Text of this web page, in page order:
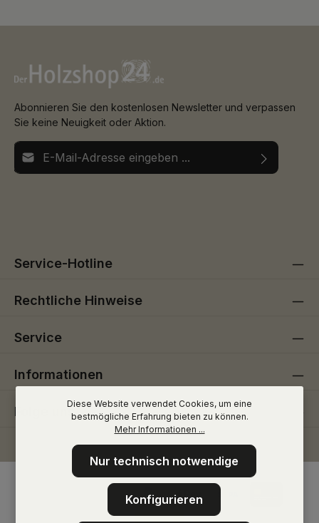
Abonnieren Sie den kostenlosen Newsletter und verpassen
Sie keine Neuigkeit oder Aktion.
E-Mail-Adresse*
Service-Hotline
Rechtliche Hinweise
Service
Informationen
Folge uns
Diese Website verwendet Cookies, um eine
bestmögliche Erfahrung bieten zu können.
Mehr Informationen ...
Nur technisch notwendige
Konfigurieren